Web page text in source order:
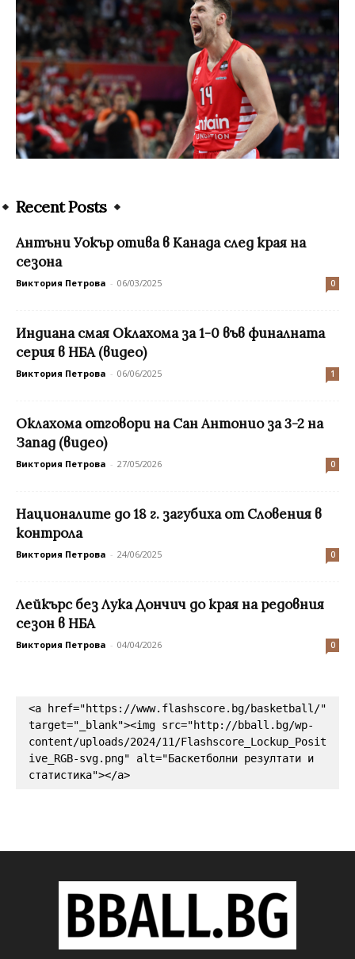
Recent Posts
Антъни Уокър отива в Канада след края на
сезона
Виктория Петрова - 06/03/2025 0
Индиана смая Оклахома за 1-0 във финалната
серия в НБА (видео)
Виктория Петрова - 06/06/2025 1
Оклахома отговори на Сан Антонио за 3-2 на
Запад (видео)
Виктория Петрова - 27/05/2026 0
Националите до 18 г. загубиха от Словения в
контрола
Виктория Петрова - 24/06/2025 0
Лейкърс без Лука Дончич до края на редовния
сезон в НБА
Виктория Петрова - 04/04/2026 0
<a href="https://www.flashscore.bg/basketball/"
target="_blank"><img src="http://bball.bg/wp-
content/uploads/2024/11/Flashscore_Lockup_Posit
ive_RGB-svg.png" alt="Баскетболни резултати и
статистика"></a>